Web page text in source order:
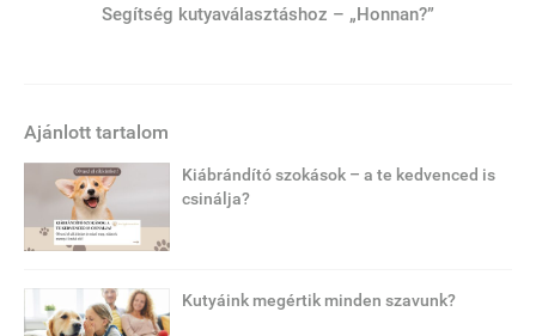
Segítség kutyaválasztáshoz – „Honnan?”
Ajánlott tartalom
Kiábrándító szokások – a te kedvenced is
csinálja?
Kutyáink megértik minden szavunk?